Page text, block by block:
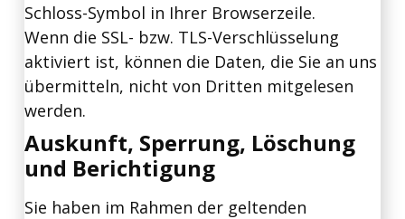
Schloss-Symbol in Ihrer Browserzeile.
Wenn die SSL- bzw. TLS-Verschlüsselung
aktiviert ist, können die Daten, die Sie an uns
übermitteln, nicht von Dritten mitgelesen
werden.
Auskunft, Sperrung, Löschung
und Berichtigung
Sie haben im Rahmen der geltenden